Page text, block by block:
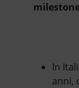
In
anni,